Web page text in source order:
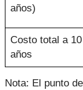
años)
Costo total a 10
años
Nota: El punto